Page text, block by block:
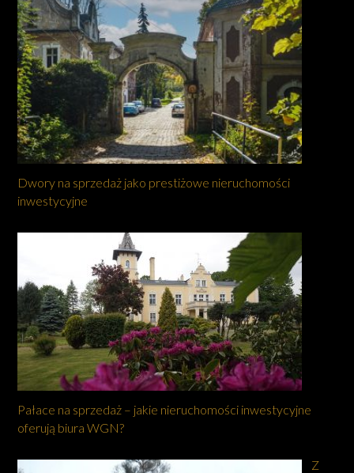
Dwory na sprzedaż jako prestiżowe nieruchomości
inwestycyjne
Pałace na sprzedaż – jakie nieruchomości inwestycyjne
oferują biura WGN?
Z